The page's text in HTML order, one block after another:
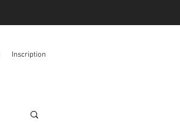
Inscription